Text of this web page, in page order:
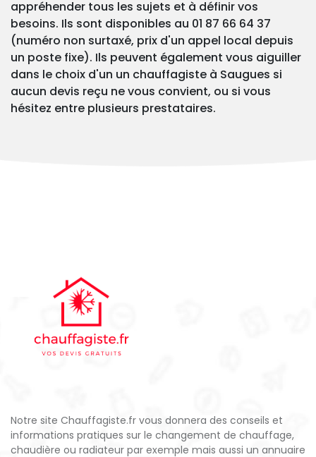
appréhender tous les sujets et à définir vos
besoins. Ils sont disponibles au 01 87 66 64 37
(numéro non surtaxé, prix d'un appel local depuis
un poste fixe). Ils peuvent également vous aiguiller
dans le choix d'un un chauffagiste à Saugues si
aucun devis reçu ne vous convient, ou si vous
hésitez entre plusieurs prestataires.
Notre site Chauffagiste.fr vous donnera des conseils et
informations pratiques sur le changement de chauffage,
chaudière ou radiateur par exemple mais aussi un annuaire